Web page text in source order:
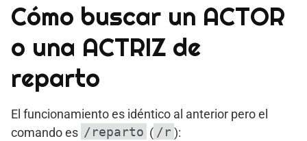
Cómo buscar un ACTOR
o una ACTRIZ de
reparto
El funcionamiento es idéntico al anterior pero el
comando es /reparto ( /r):